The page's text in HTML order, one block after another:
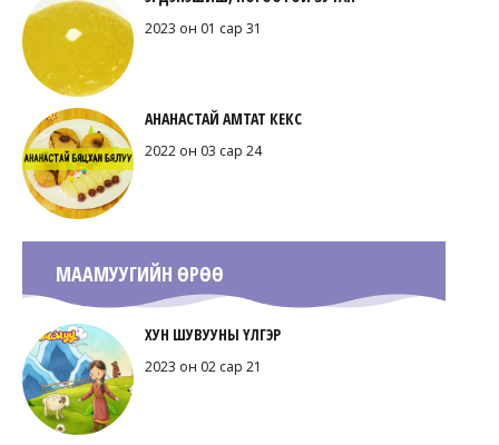
2023 он 01 сар 31
АНАНАСТАЙ АМТАТ КЕКС
2022 он 03 сар 24
МААМУУГИЙН ӨРӨӨ
ХУН ШУВУУНЫ ҮЛГЭР
2023 он 02 сар 21